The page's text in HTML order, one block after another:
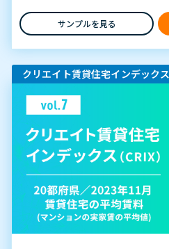
サンプルを見る
クリエイト賃貸住宅インデックス